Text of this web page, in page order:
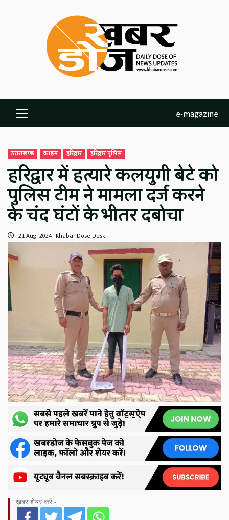
Primary
Menu
e-magazine
उत्तराखण्ड क्राइम हरिद्वार हरिद्वार पुलिस
हरिद्वार में हत्यारे कलयुगी बेटे को
पुलिस टीम ने मामला दर्ज करने
के चंद घंटों के भीतर दबोचा
21 Aug, 2024 Khabar Dose Desk
ख़बर शेयर करें -